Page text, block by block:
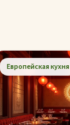
Европейская кухня